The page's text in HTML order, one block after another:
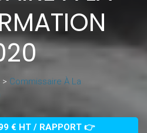
> Commissaire À La
€ HT / RAPPORT 👉